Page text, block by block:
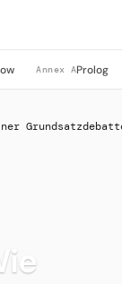
Annex AProlog